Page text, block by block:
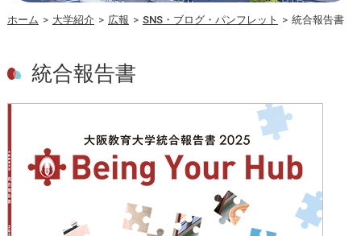
ホーム > 大学紹介 > 広報 > SNS・ブログ・パンフレット > 統合報告書
統合報告書